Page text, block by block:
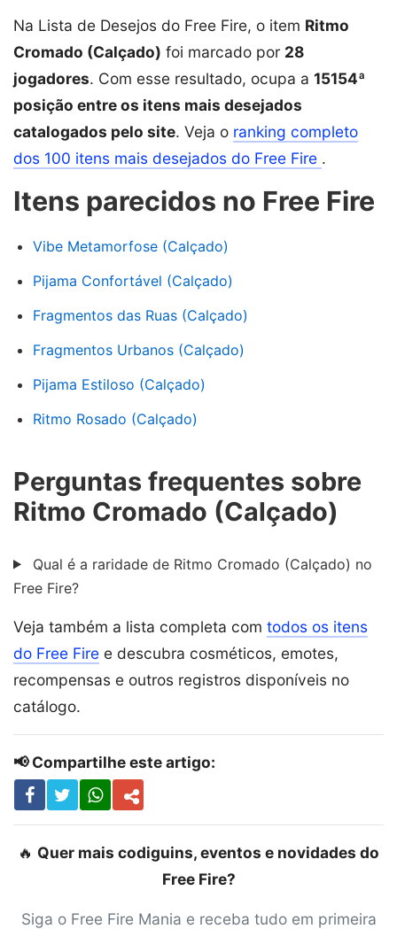
Na Lista de Desejos do Free Fire, o item Ritmo
Cromado (Calçado) foi marcado por 28
jogadores. Com esse resultado, ocupa a 15154ª
posição entre os itens mais desejados
catalogados pelo site. Veja o ranking completo
dos 100 itens mais desejados do Free Fire .
Itens parecidos no Free Fire
Vibe Metamorfose (Calçado)
Pijama Confortável (Calçado)
Fragmentos das Ruas (Calçado)
Fragmentos Urbanos (Calçado)
Pijama Estiloso (Calçado)
Ritmo Rosado (Calçado)
Perguntas frequentes sobre
Ritmo Cromado (Calçado)
Qual é a raridade de Ritmo Cromado (Calçado) no
Free Fire?
Veja também a lista completa com todos os itens
do Free Fire e descubra cosméticos, emotes,
recompensas e outros registros disponíveis no
catálogo.
📢 Compartilhe este artigo:
🔥 Quer mais codiguins, eventos e novidades do
Free Fire?
Siga o Free Fire Mania e receba tudo em primeira